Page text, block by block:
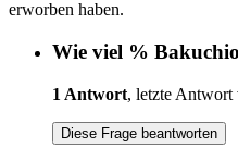
erworben haben.
Wie viel %
1 Antwort, letzte Antwort
Diese Frage beantworten